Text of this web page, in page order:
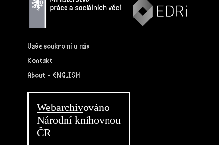
Vaše soukromí u nás
Kontakt
About - ENGLISH
Webarchivováno
Národní knihovnou
ČR